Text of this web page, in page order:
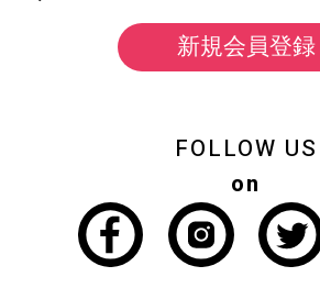
新規会員登録
FOLLOW US
on